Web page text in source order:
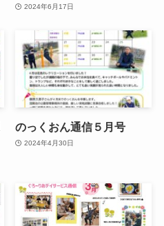
2024年6月17日
のっくおん通信５月号
2024年4月30日